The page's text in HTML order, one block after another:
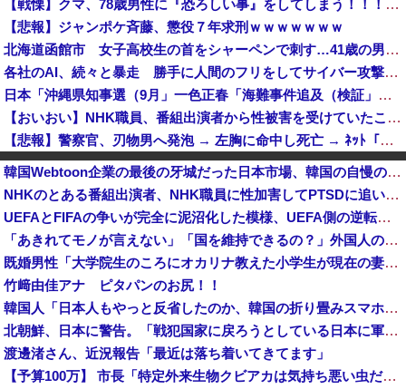
【戦慄】クマ、78歳男性に『恐ろしい事』をしてしまう！！！！！！！
【悲報】ジャンポケ斉藤、懲役７年求刑ｗｗｗｗｗｗｗ
北海道函館市 女子高校生の首をシャーペンで刺す…41歳の男を現行犯逮捕 面識なし [8/5]
各社のAI、続々と暴走 勝手に人間のフリをしてサイバー攻撃を仕掛ける事件が相次ぐ
日本「沖縄県知事選（9月」一色正春「海難事件追及（検証」八重山日報「抗議団体が危険航行（生徒乗せ制限区域侵入」第三者委員会「抗議団体の構成組織は...
【おいおい】NHK職員、番組出演者から性被害を受けていたことが発覚「PTSDと診断されるも、復職時に異動希望かなわず」
【悲報】警察官、刃物男へ発泡 → 左胸に命中し死亡 → ﾈｯﾄ「手足を狙え」「過剰防衛だ」と批判の声…
【速報】日本製メモリに世界中から注文殺到！！！ １兆５０００億円で工場増築へ
フェミさん「女性視点の避難所を提言します」
韓国Webtoon企業の最後の牙城だった日本市場、韓国の自慢の種だった某アプリが遂に……
NHKのとある番組出演者、NHK職員に性加害してPTSDに追い込み休職させていた・・・
UEFAとFIFAの争いが完全に泥沼化した模様、UEFA側の逆転敗北すらあり得るような情勢に……
「あきれてモノが言えない」「国を維持できるの？」外国人の永住許可要件の厳格化で在日中国人の本音は？
既婚男性「大学院生のころにオカリナ教えた小学生が現在の妻ですね」→ネット大荒れｗｗｗｗ
竹﨑由佳アナ ピタパンのお尻！！
韓国人「日本人もやっと反省したのか、韓国の折り畳みスマホが欲しくて欲しくて我慢できないみたいです」
北朝鮮、日本に警告。「戦犯国家に戻ろうとしている日本に軍事的選択肢を検討」
渡邊渚さん、近況報告「最近は落ち着いてきてます」
【予算100万】 市長「特定外来生物クビアカは気持ち悪い虫だしそんな需要ないと思う」1匹300円相当の報奨金→初日に42万取られ焦り